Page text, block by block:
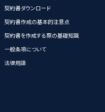
契約書ダウンロード
契約書作成の基本的注意点
契約書を作成する際の基礎知識
一般条項について
法律用語